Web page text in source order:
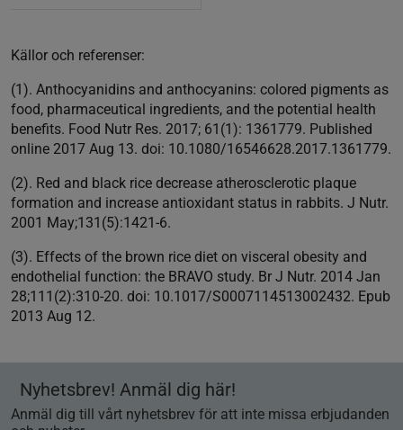
Källor och referenser:
(1). Anthocyanidins and anthocyanins: colored pigments as
food, pharmaceutical ingredients, and the potential health
benefits. Food Nutr Res. 2017; 61(1): 1361779. Published
online 2017 Aug 13. doi: 10.1080/16546628.2017.1361779.
(2). Red and black rice decrease atherosclerotic plaque
formation and increase antioxidant status in rabbits. J Nutr.
2001 May;131(5):1421-6.
(3). Effects of the brown rice diet on visceral obesity and
endothelial function: the BRAVO study. Br J Nutr. 2014 Jan
28;111(2):310-20. doi: 10.1017/S0007114513002432. Epub
2013 Aug 12.
Nyhetsbrev! Anmäl dig här!
Anmäl dig till vårt nyhetsbrev för att inte missa erbjudanden